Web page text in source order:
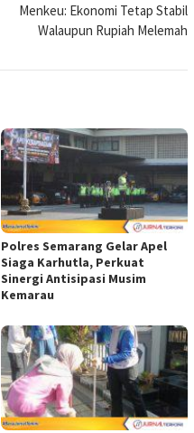
Menkeu: Ekonomi Tetap Stabil
Walaupun Rupiah Melemah
Polres Semarang Gelar Apel
Siaga Karhutla, Perkuat
Sinergi Antisipasi Musim
Kemarau